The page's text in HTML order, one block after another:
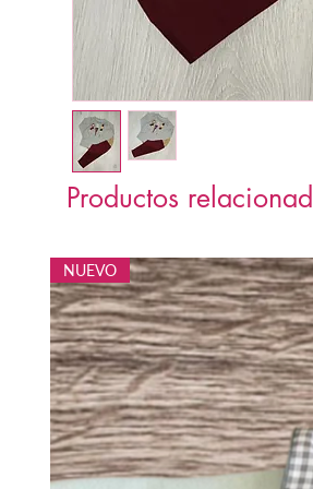
Productos
NUEVO